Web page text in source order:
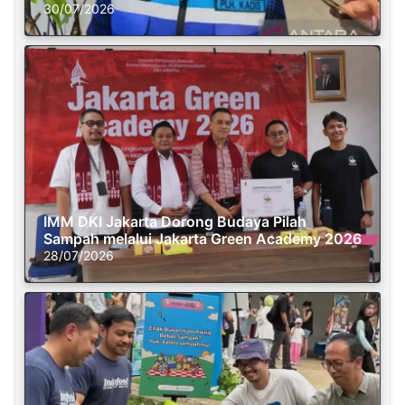
30/07/2026
IMM DKI Jakarta Dorong Budaya Pilah
Sampah melalui Jakarta Green Academy 2026
28/07/2026